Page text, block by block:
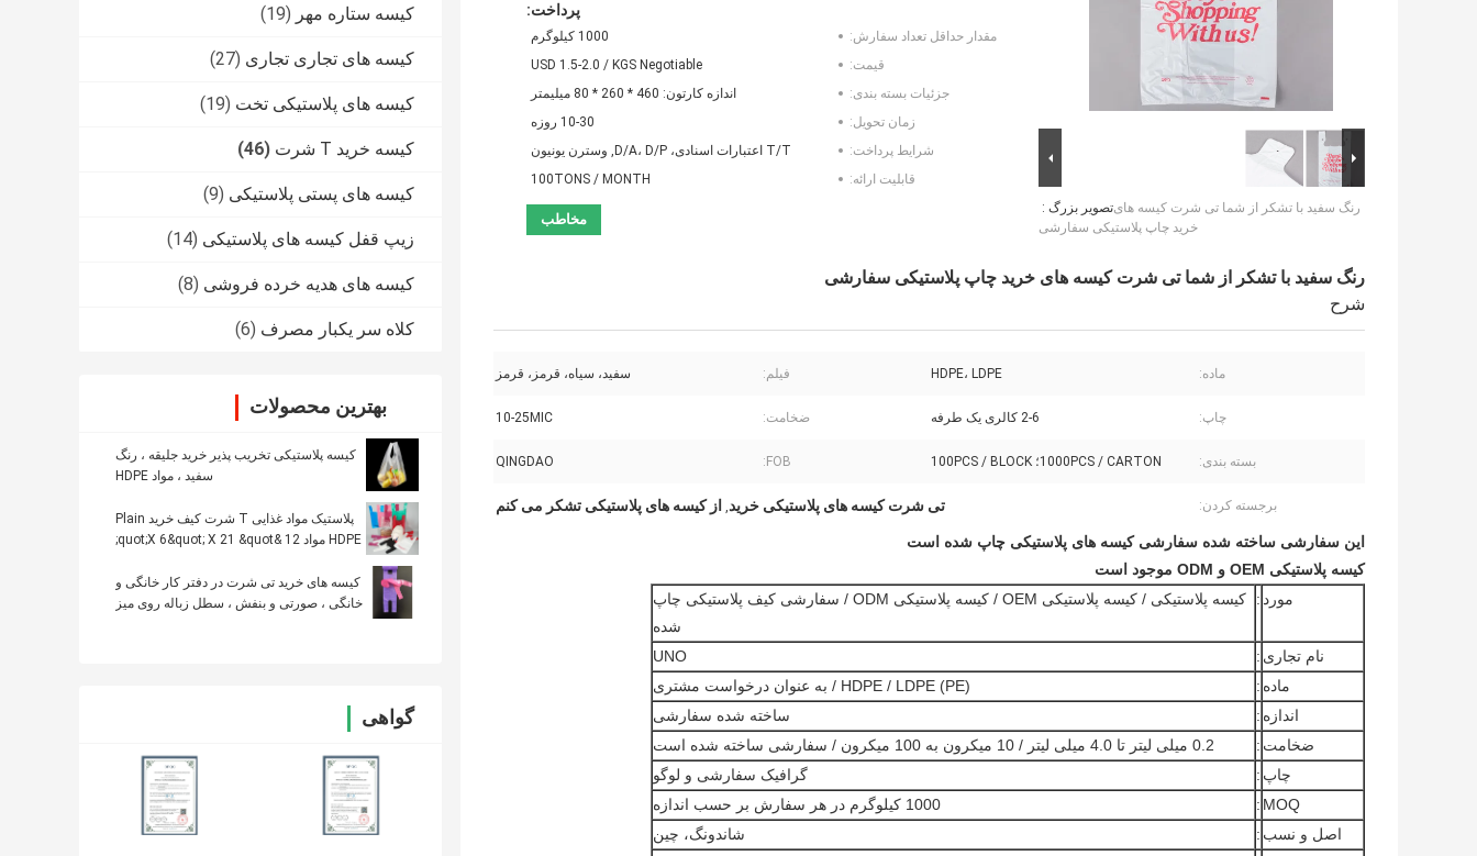
کیسه ستاره مهر (19)
کیسه های تجاری تجاری (27)
کیسه های پلاستیکی تخت (19)
کیسه خرید T شرت (46)
کیسه های پستی پلاستیکی (9)
زیپ قفل کیسه های پلاستیکی (14)
کیسه های هدیه خرده فروشی (8)
کلاه سر یکبار مصرف (6)
بهترین محصولات
کیسه پلاستیکی تخریب پذیر خرید جلیقه ، رنگ
سفید ، مواد HDPE
پلاستیک مواد غذایی T شرت کیف خرید Plain
HDPE مواد 12 &quot;X 6&quot; X 21 &quot;
کیسه های خرید تی شرت در دفتر کار خانگی و
خانگی ، صورتی و بنفش ، سطل زباله روی میز
گواهی
تصویر بزرگ :رنگ سفید با تشکر از شما تی شرت کیسه های
خرید چاپ پلاستیکی سفارشی
پرداخت:
مقدار حداقل تعداد سفارش:
1000 کیلوگرم
قیمت:
USD 1.5-2.0 / KGS Negotiable
جزئیات بسته بندی:
اندازه كارتون: 460 * 260 * 80 ميليمتر
زمان تحویل:
10-30 روزه
شرایط پرداخت:
T/T اعتبارات اسنادی، D/A، D/P, وسترن یونیون
قابلیت ارائه:
100TONS / MONTH
مخاطب
رنگ سفید با تشکر از شما تی شرت کیسه های خرید چاپ پلاستیکی سفارشی
شرح
ماده: HDPE، LDPE فيلم: سفید، سیاه، قرمز، قرمز
چاپ: 2-6 کالری یک طرفه ضخامت: 10-25MIC
بسته بندی: 1000PCS / CARTON؛ 100PCS / BLOCK FOB:
QINGDAO
برجسته کردن: تی شرت کیسه های پلاستیکی خرید, از کیسه های پلاستیکی تشکر می کنم
این سفارشی ساخته شده سفارشی کیسه های پلاستیکی چاپ شده است
کیسه پلاستیکی OEM و ODM موجود است
مورد:
کیسه پلاستیکی / کیسه پلاستیکی OEM / کیسه پلاستیکی ODM / سفارشی کیف پلاستیکی چاپ
شده
نام تجاری :
UNO
ماده :
HDPE / LDPE (PE) / به عنوان درخواست مشتری
اندازه :
ساخته شده سفارشی
ضخامت :
0.2 میلی لیتر تا 4.0 میلی لیتر / 10 میکرون به 100 میکرون / سفارشی ساخته شده است
چاپ :
گرافیک سفارشی و لوگو
MOQ
:
1000 کیلوگرم در هر سفارش بر حسب اندازه
اصل و نسب :
شاندونگ، چین